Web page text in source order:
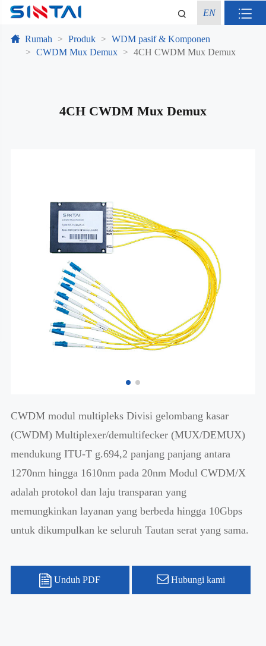
EN
Rumah Produk
WDM pasif & Komponen
CWDM Mux Demux
4CH CWDM Mux Demux
4CH CWDM Mux Demux
CWDM modul multipleks Divisi gelombang kasar
(CWDM) Multiplexer/demultifecker (MUX/DEMUX)
mendukung ITU-T g.694,2 panjang panjang antara
1270nm hingga 1610nm pada 20nm Modul CWDM/X
adalah protokol dan laju transparan yang
memungkinkan layanan yang berbeda hingga 10Gbps
untuk dikumpulkan ke seluruh Tautan serat yang sama.
Unduh PDF Hubungi kami